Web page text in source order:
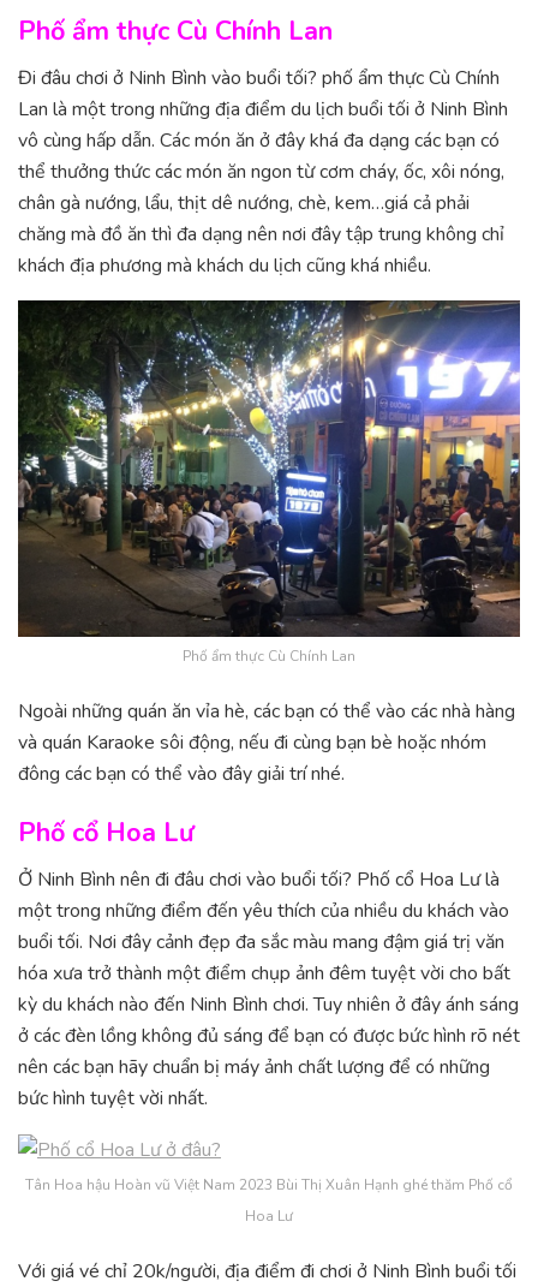
Phố ẩm thực Cù Chính Lan
Đi đâu chơi ở Ninh Bình vào buổi tối? phố ẩm thực Cù Chính
Lan là một trong những địa điểm du lịch buổi tối ở Ninh Bình
vô cùng hấp dẫn. Các món ăn ở đây khá đa dạng các bạn có
thể thưởng thức các món ăn ngon từ cơm cháy, ốc, xôi nóng,
chân gà nướng, lẩu, thịt dê nướng, chè, kem…giá cả phải
chăng mà đồ ăn thì đa dạng nên nơi đây tập trung không chỉ
khách địa phương mà khách du lịch cũng khá nhiều.
Phố ẩm thực Cù Chính Lan
Ngoài những quán ăn vỉa hè, các bạn có thể vào các nhà hàng
và quán Karaoke sôi động, nếu đi cùng bạn bè hoặc nhóm
đông các bạn có thể vào đây giải trí nhé.
Phố cổ Hoa Lư
Ở Ninh Bình nên đi đâu chơi vào buổi tối? Phố cổ Hoa Lư là
một trong những điểm đến yêu thích của nhiều du khách vào
buổi tối. Nơi đây cảnh đẹp đa sắc màu mang đậm giá trị văn
hóa xưa trở thành một điểm chụp ảnh đêm tuyệt vời cho bất
kỳ du khách nào đến Ninh Bình chơi. Tuy nhiên ở đây ánh sáng
ở các đèn lồng không đủ sáng để bạn có được bức hình rõ nét
nên các bạn hãy chuẩn bị máy ảnh chất lượng để có những
bức hình tuyệt vời nhất.
Tân Hoa hậu Hoàn vũ Việt Nam 2023 Bùi Thị Xuân Hạnh ghé thăm Phố cổ
Hoa Lư
Với giá vé chỉ 20k/người, địa điểm đi chơi ở Ninh Bình buổi tối